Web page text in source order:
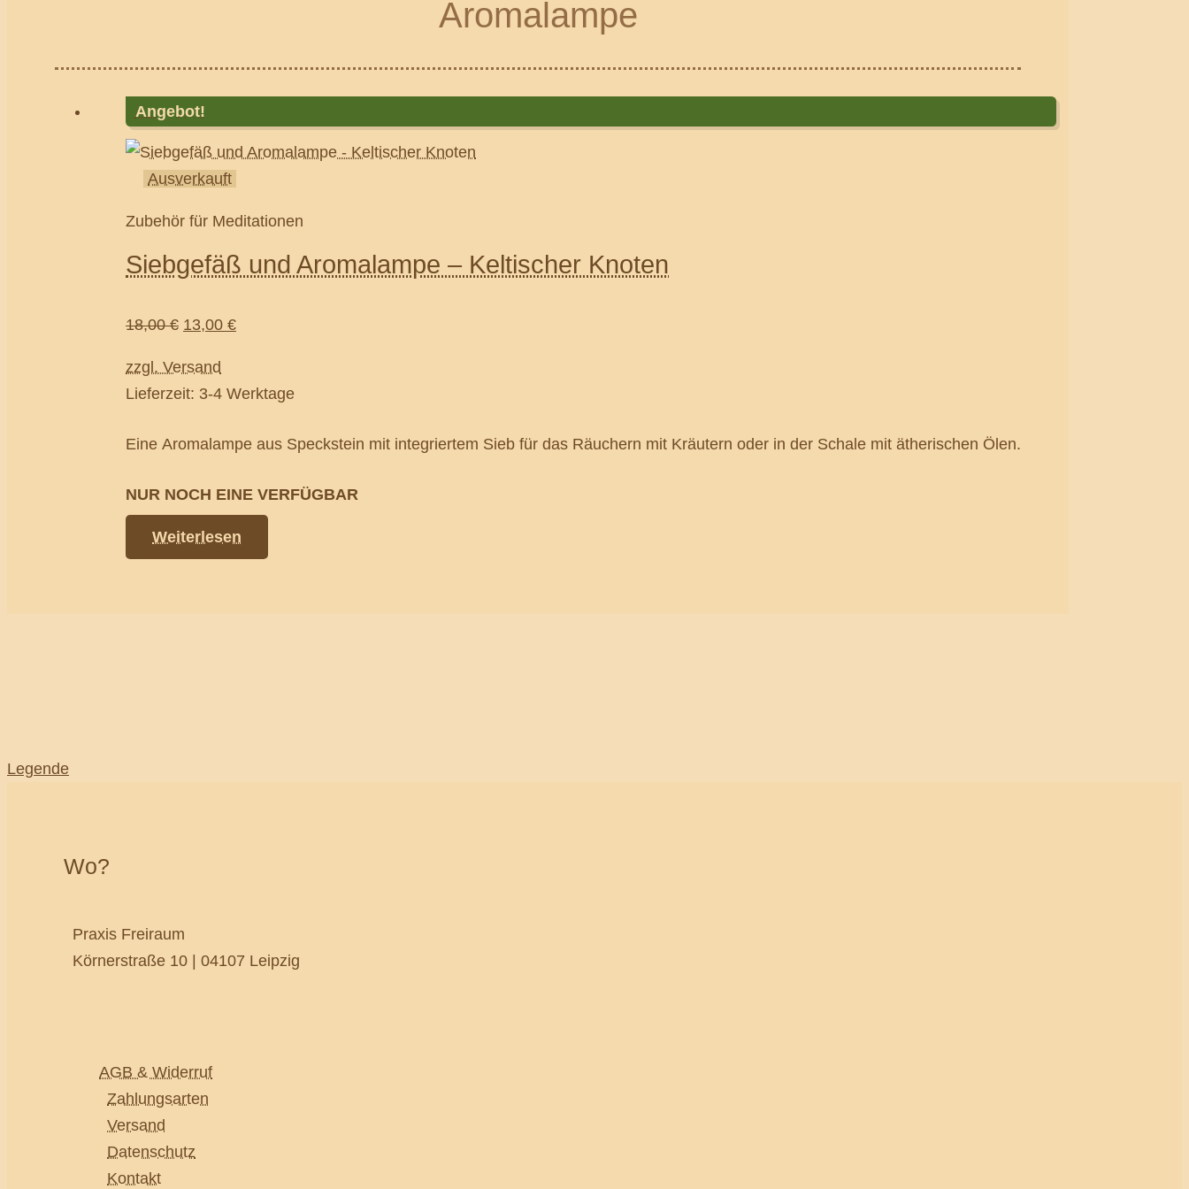
Aromalampe
Angebot!
Ausverkauft
Zubehör für Meditationen
Siebgefäß und Aromalampe – Keltischer Knoten
18,00€ 13,00 €
zzgl. Versand
Lieferzeit: 3-4 Werktage
Eine Aromalampe aus Speckstein mit integriertem Sieb für das Räuchern mit Kräutern oder in der Schale mit ätherischen Ölen.
NUR NOCH EINE VERFÜGBAR
Weiterlesen
Legende
Wo?
Praxis Freiraum
Körnerstraße 10 | 04107 Leipzig
AGB & Widerruf
Zahlungsarten
Versand
Datenschutz
Kontakt